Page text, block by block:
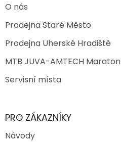
O nás
Prodejna Staré Město
Prodejna Uherské Hradiště
MTB JUVA-AMTECH Maraton
Servisní místa
PRO ZÁKAZNÍKY
Návody